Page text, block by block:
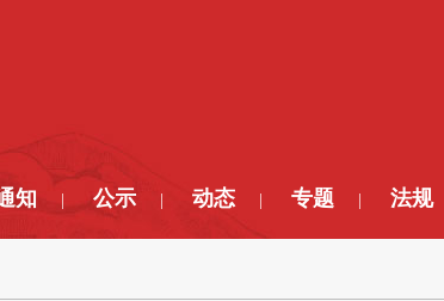
知 公示 动态 专题 法规